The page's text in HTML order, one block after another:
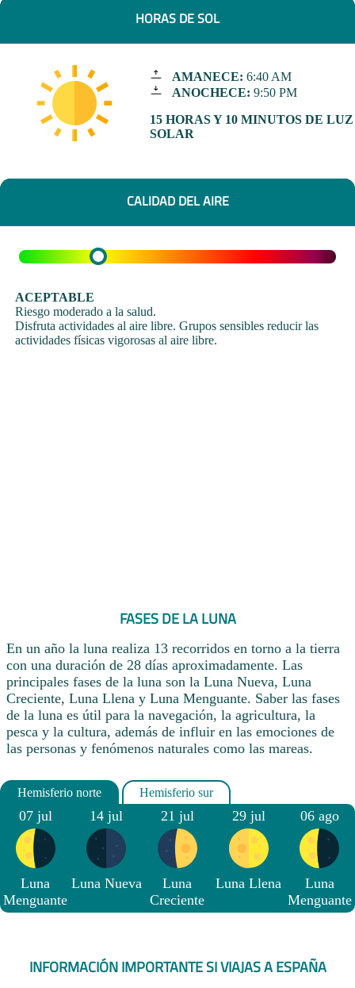
HORAS DE SOL
AMANECE: 6:40 AM
ANOCHECE: 9:50 PM
15 HORAS Y 10 MINUTOS DE LUZ
SOLAR
CALIDAD DEL AIRE
ACEPTABLE
Riesgo moderado a la salud.
Disfruta actividades al aire libre. Grupos sensibles reducir las
actividades físicas vigorosas al aire libre.
FASES DE LA LUNA
En un año la luna realiza 13 recorridos en torno a la tierra
con una duración de 28 días aproximadamente. Las
principales fases de la luna son la Luna Nueva, Luna
Creciente, Luna Llena y Luna Menguante. Saber las fases
de la luna es útil para la navegación, la agricultura, la
pesca y la cultura, además de influir en las emociones de
las personas y fenómenos naturales como las mareas.
07 jul
Luna
Menguante
14 jul
Luna Nueva
21 jul
Luna
Creciente
29 jul
Luna Llena
06 ago
Luna
Menguante
INFORMACIÓN IMPORTANTE SI VIAJAS A ESPAÑA